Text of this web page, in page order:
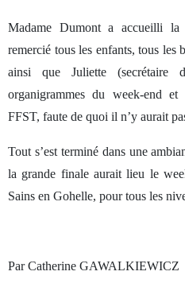
Madame Dumont a accueilli la
remercié tous les enfants, tous les
ainsi que Juliette
organigrammes du week-end
FFST, faute de quoi il n’y aurait
Tout s’est terminé dans une
la grande finale aurait lieu le
Sains en Gohelle, pour tous les
Par Catherine GAWALKIEWICZ